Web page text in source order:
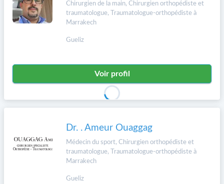
Chirurgien de la main, Chirurgien orthopédiste et
traumatologue, Traumatologue-orthopédiste à
Marrakech
Gueliz
Voir profil
Dr. . Ameur Ouaggag
Médecin du sport, Chirurgien orthopédiste et
traumatologue, Traumatologue-orthopédiste à
Marrakech
Gueliz